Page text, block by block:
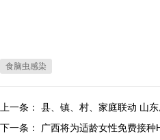
食脑虫感染
上一条： 县、镇、村、家庭联动 山
下一条：
广西将为适龄女性免费接种